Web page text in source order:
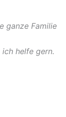
ganze Familie
helfe gern.